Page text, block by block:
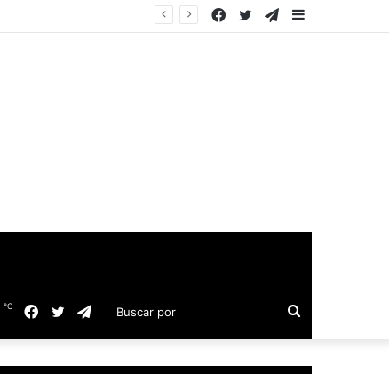
Barra
Telegram
Twitter
Facebook
Buscar
por
Telegram
Twitter
Facebook
℃